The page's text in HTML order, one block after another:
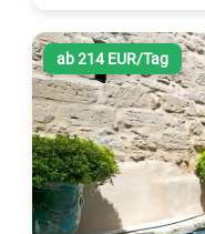
ab 214 EUR/Tag